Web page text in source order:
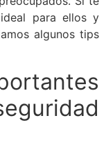
para ellos y
algunos tips